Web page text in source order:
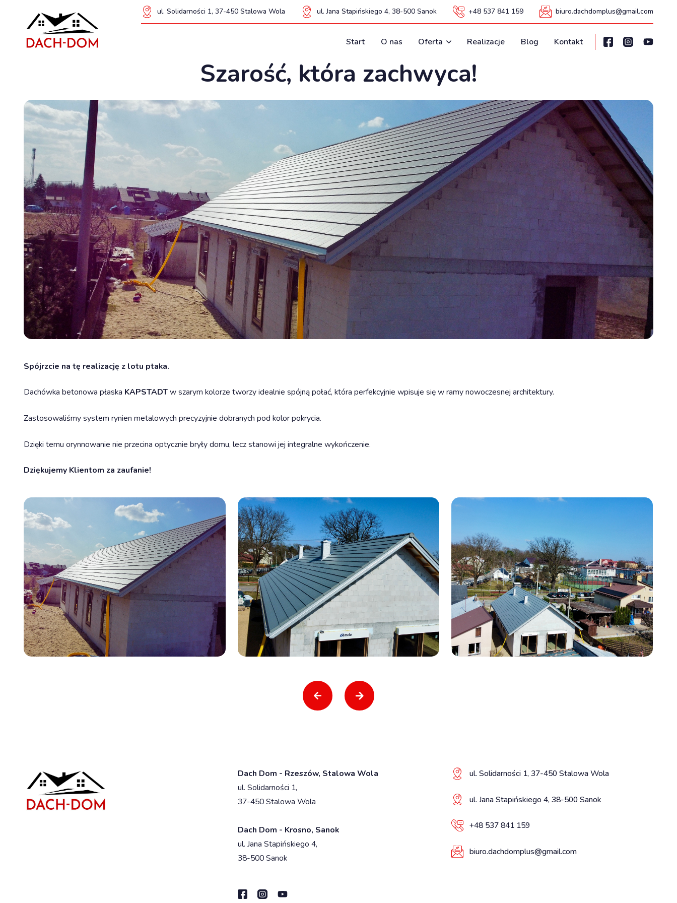
ul. Solidarności 1, 37-450 Stalowa Wola ul. Jana Stapińskiego 4, 38-500 Sanok +48 537 841 159 biuro.dachdomplus@gmail.com
Start O nas Oferta Realizacje Blog Kontakt
Szarość, która zachwyca!
Spójrzcie na tę realizację z lotu ptaka.
Dachówka betonowa płaska KAPSTADTw szarym kolorze tworzy idealnie spójną połać, która perfekcyjnie wpisuje się w ramy nowoczesnej architektury.
Zastosowaliśmy system rynien metalowych precyzyjnie dobranych pod kolor pokrycia.
Dzięki temu orynnowanie nie przecina optycznie bryły domu, lecz stanowi jej integralne wykończenie.
Dziękujemy Klientom za zaufanie!
Dach Dom - Rzeszów, Stalowa Wola
ul. Solidarności 1,
37-450 Stalowa Wola
Dach Dom - Krosno, Sanok
ul. Jana Stapińskiego 4,
38-500 Sanok
ul. Solidarności 1, 37-450 Stalowa Wola
ul. Jana Stapińskiego 4, 38-500 Sanok
+48 537 841 159
biuro.dachdomplus@gmail.com